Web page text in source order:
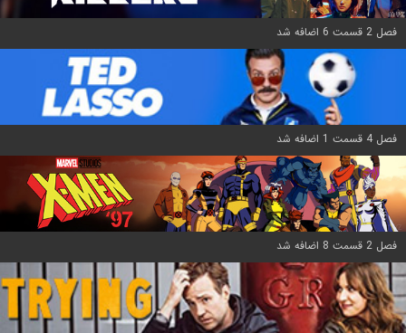
فصل 2 قسمت 6 اضافه شد
فصل 4 قسمت 1 اضافه شد
فصل 2 قسمت 8 اضافه شد